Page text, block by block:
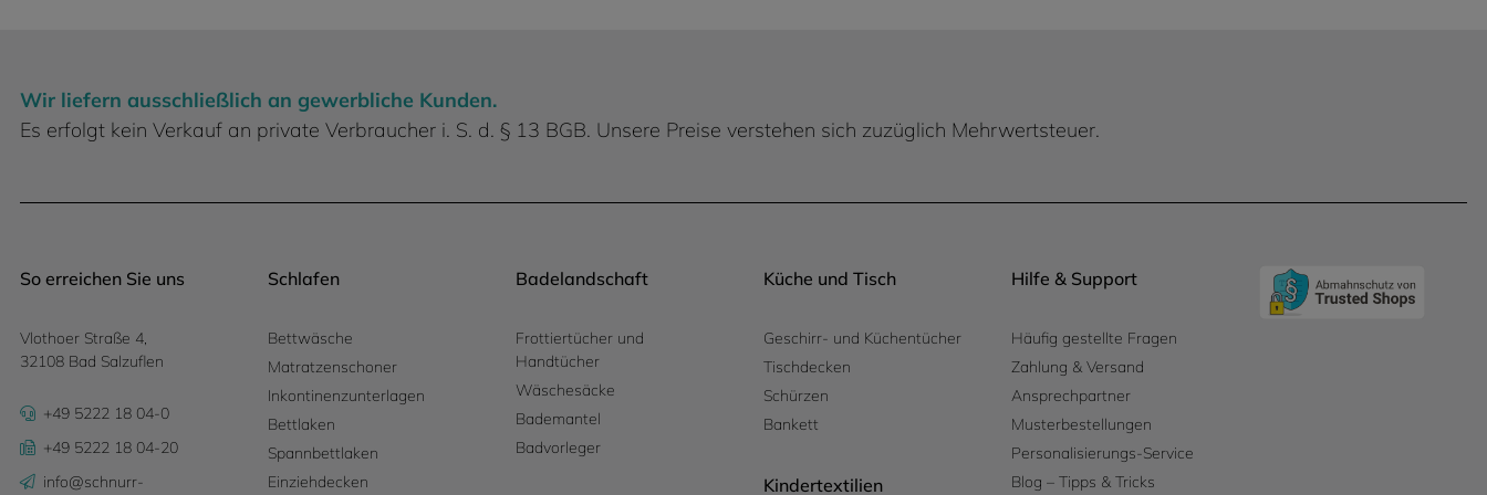
Wir liefern ausschließlich an gewerbliche Kunden.
Es erfolgt kein Verkauf an private Verbraucher i. S. d. § 13 BGB. Unsere Preise verstehen sich zuzüglich Mehrwertsteuer.
So erreichen Sie uns
Vlothoer Straße 4,
32108 Bad Salzuflen
+49 5222 18 04-0
+49 5222 18 04-20
info@schnurr-
Schlafen
Bettwäsche
Matratzenschoner
Inkontinenzunterlagen
Bettlaken
Spannbettlaken
Einziehdecken
Badelandschaft
Frottiertücher und
Handtücher
Wäschesäcke
Bademantel
Badvorleger
Küche und Tisch
Geschirr- und Küchentücher
Tischdecken
Schürzen
Bankett
Kindertextilien
Hilfe & Support
Häufig gestellte Fragen
Zahlung & Versand
Ansprechpartner
Musterbestellungen
Personalisierungs-Service
Blog – Tipps & Tricks